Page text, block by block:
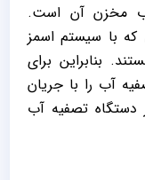
مخزن آن است.
با سیستم اسمز
بنابراین برای
آب را با جریان
دستگاه تصفیه آب